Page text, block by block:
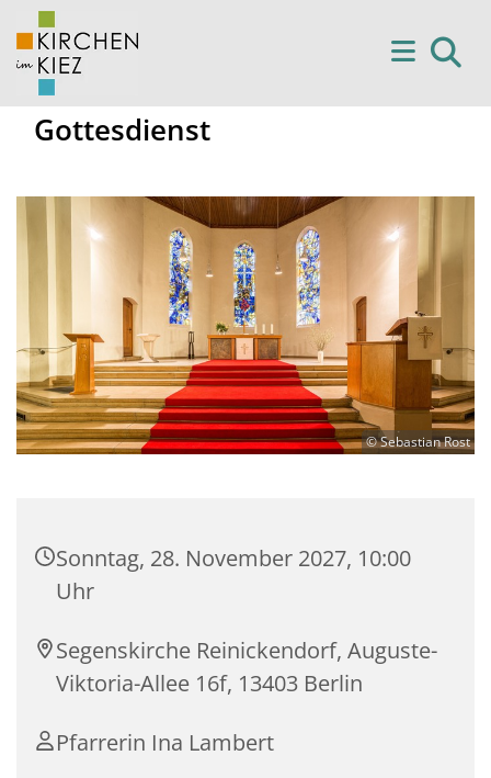
Gottesdienst
© Sebastian Rost
Sonntag, 28. November 2027, 10:00
Uhr
Segenskirche Reinickendorf, Auguste-
Viktoria-Allee 16f, 13403 Berlin
Pfarrerin Ina Lambert